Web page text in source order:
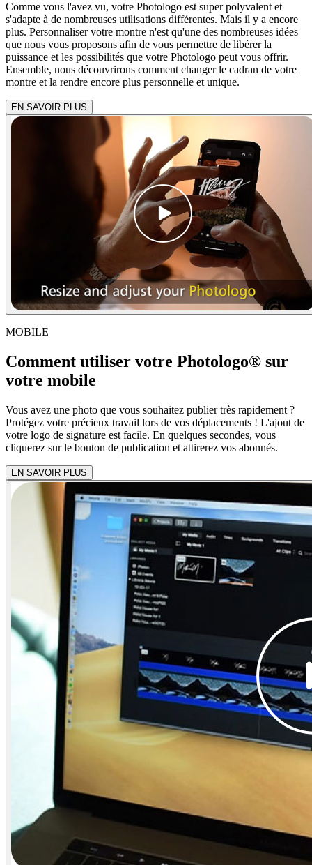
Comme vous l'avez vu, votre Photologo est super polyvalent et
s'adapte à de nombreuses utilisations différentes. Mais il y a encore
plus. Personnaliser votre montre n'est qu'une des nombreuses idées
que nous vous proposons afin de vous permettre de libérer la
puissance et les possibilités que votre Photologo peut vous offrir.
Ensemble, nous découvrirons comment changer le cadran de votre
montre et la rendre encore plus personnelle et unique.
EN SAVOIR PLUS
MOBILE
Comment utiliser votre Photologo® sur
votre mobile
Vous avez une photo que vous souhaitez publier très rapidement ?
Protégez votre précieux travail lors de vos déplacements ! L'ajout de
votre logo de signature est facile. En quelques secondes, vous
cliquerez sur le bouton de publication et attirerez vos abonnés.
EN SAVOIR PLUS